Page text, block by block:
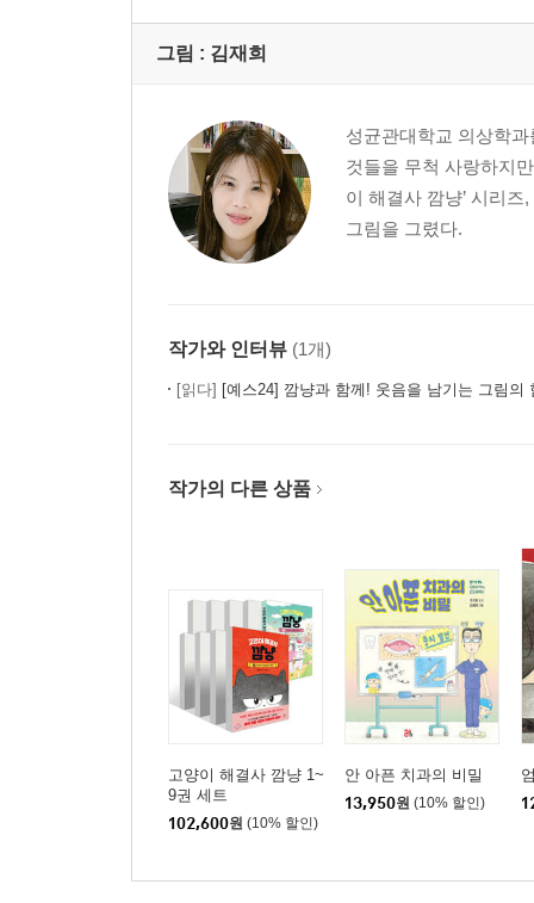
그림 : 김재희
성균관대학교 의상학
것들을 무척 사랑하지
이 해결사 깜냥’ 시리
그림을 그렸다.
작가와 인터뷰 (1개)
[읽다] [예스24] 깜냥과 함께! 웃음을 남기는 그림의
작가의 다른 상품
고양이 해결사 깜냥 1~
9권 세트
102,600원 (10% 할인)
안 아픈 치과의 비밀
13,950원 (10% 할인)